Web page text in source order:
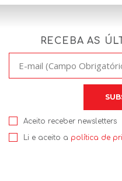
RECEBA AS
Aceito receber newsletters
Li e aceito a política de